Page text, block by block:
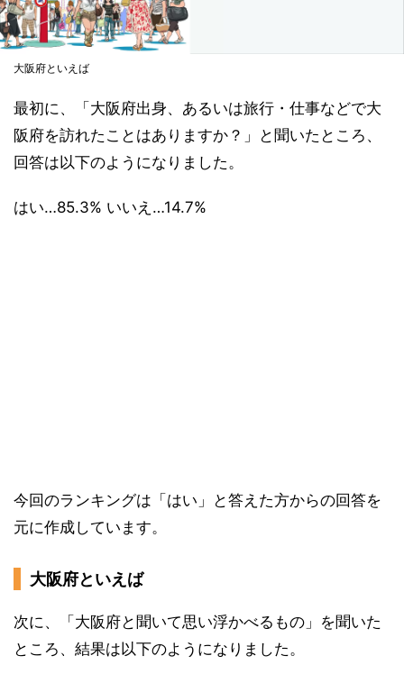
大阪府といえば
最初に、「大阪府出身、あるいは旅行・仕事などで大
阪府を訪れたことはありますか？」と聞いたところ、
回答は以下のようになりました。
はい…85.3% いいえ…14.7%
今回のランキングは「はい」と答えた方からの回答を
元に作成しています。
大阪府といえば
次に、「大阪府と聞いて思い浮かべるもの」を聞いた
ところ、結果は以下のようになりました。